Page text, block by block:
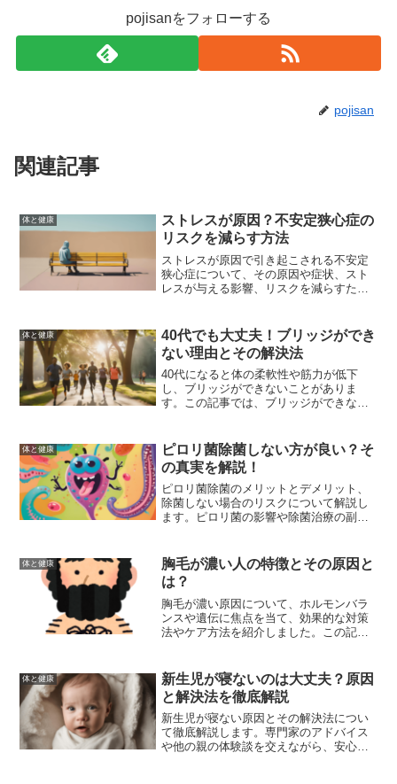
pojisanをフォローする
pojisan
関連記事
体と健康
ストレスが原因？不安定狭心症の
リスクを減らす方法
ストレスが原因で引き起こされる不安定
狭心症について、その原因や症状、スト
レスが与える影響、リスクを減らすため
クを大幅に減らすことができます。
体と健康
40代でも大丈夫！ブリッジができ
ない理由とその解決法
40代になると体の柔軟性や筋力が低下
し、ブリッジができないことがありま
す。この記事では、ブリッジができない
方法を紹介します。ブリッジができるよ
うになるための練習方法や、その効果と
メリットについても説明します。
体と健康
ピロリ菌除菌しない方が良い？そ
の真実を解説！
ピロリ菌除菌のメリットとデメリット、
除菌しない場合のリスクについて解説し
ます。ピロリ菌の影響や除菌治療の副作
するためのガイドを提供します。
体と健康
胸毛が濃い人の特徴とその原因と
は？
胸毛が濃い原因について、ホルモンバラ
ンスや遺伝に焦点を当て、効果的な対策
法やケア方法を紹介しました。この記事
体と健康
新生児が寝ないのは大丈夫？原因
と解決法を徹底解説
新生児が寝ない原因とその解決法につい
て徹底解説します。専門家のアドバイス
や他の親の体験談を交えながら、安心し